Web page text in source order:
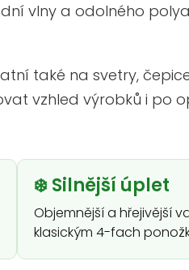
vlny a odolného
také na svetry,
vzhled výrobků i po
❄️ Silnější úplet
Objemnější a hřejivější
klasickým 4-fach